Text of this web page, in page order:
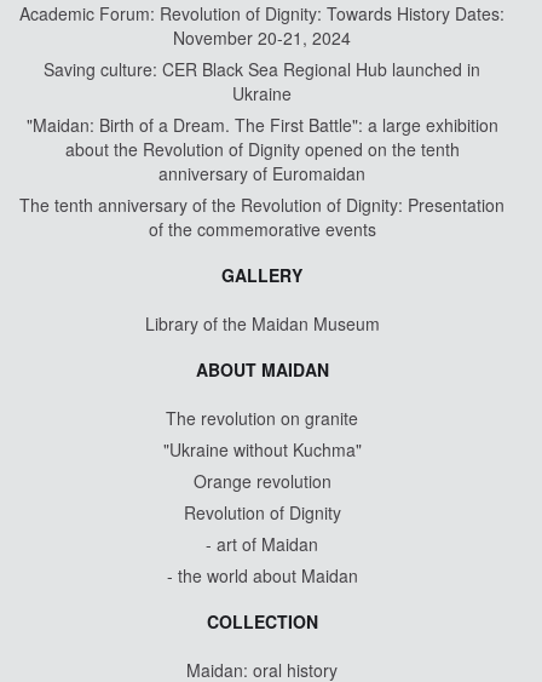
Academic Forum: Revolution of Dignity: Towards History Dates:
November 20-21, 2024
Saving culture: CER Black Sea Regional Hub launched in
Ukraine
"Maidan: Birth of a Dream. The First Battle": a large exhibition
about the Revolution of Dignity opened on the tenth
anniversary of Euromaidan
The tenth anniversary of the Revolution of Dignity: Presentation
of the commemorative events
GALLERY
Library of the Maidan Museum
ABOUT MAIDAN
The revolution on granite
"Ukraine without Kuchma"
Orange revolution
Revolution of Dignity
- art of Maidan
- the world about Maidan
COLLECTION
Maidan: oral history